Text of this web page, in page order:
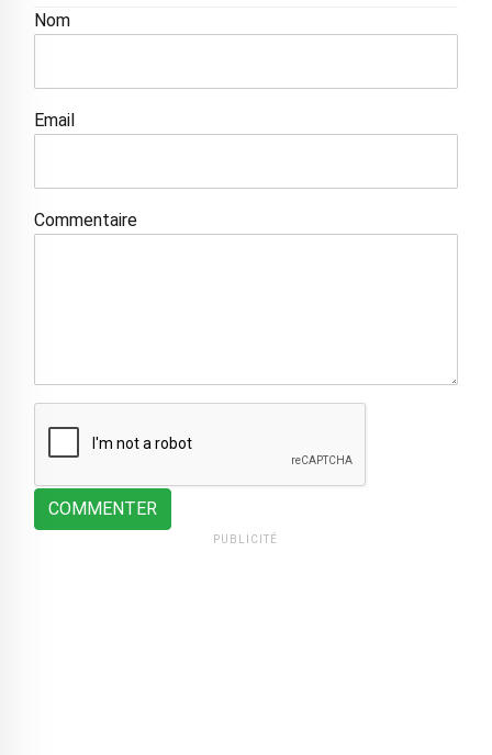
Nom
Email
Commentaire
COMMENTER
PUBLICITÉ